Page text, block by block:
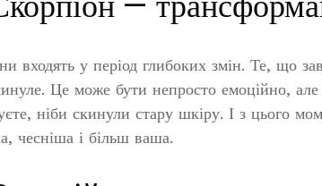
входять у період глибоких змін. Те, що
Це може бути непросто емоційно,
ніби скинули стару шкіру. І з цього
чесніша і більш ваша.